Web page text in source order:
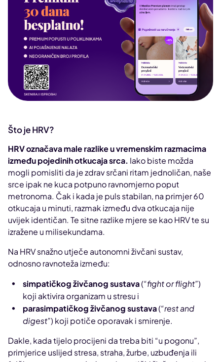
Što je HRV?
HRV označava male razlike u vremenskim razmacima
između pojedinih otkucaja srca. Iako biste možda
mogli pomisliti da je zdrav srčani ritam jednoličan, naše
srce ipak ne kuca potpuno ravnomjerno poput
metronoma. Čak i kada je puls stabilan, na primjer 60
otkucaja u minuti, razmak između dva otkucaja nije
uvijek identičan. Te sitne razlike mjere se kao HRV te su
izražene u milisekundama.
Na HRV snažno utječe autonomni živčani sustav,
odnosno ravnoteža između:
simpatičkog živčanog sustava(“fight or flight”)
koji aktivira organizam u stresu i
parasimpatičkog živčanog sustava(“rest and
digest”) koji potiče oporavak i smirenje.
Dakle, kada tijelo procijeni da treba biti “u pogonu”,
primjerice uslijed stresa, straha, žurbe, uzbuđenja ili